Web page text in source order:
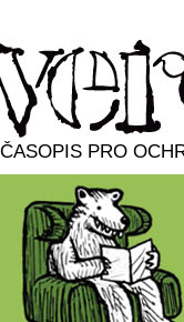
ČASOPIS PRO